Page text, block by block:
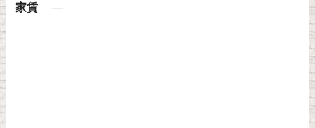
家賃
—